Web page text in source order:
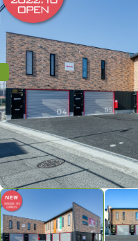
会社概要
特定商取引法に基づく表示
プライバシーポリシー
Previous